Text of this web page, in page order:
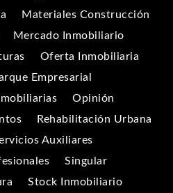
Materiales Construcción
Mercado Inmobiliario
Oferta Inmobiliaria
Empresarial
Opinión
Rehabilitación Urbana
Auxiliares
Singular
Stock Inmobiliario